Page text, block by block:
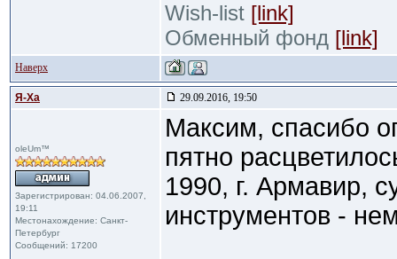
Wish-list [link]
Обменный фонд [link]
Наверх
Я-Ха 29.09.2016, 19:50
oleUm™
Зарегистрирован: 04.06.2007,
19:11
Местонахождение: Санкт-
Петербург
Сообщений: 17200
Максим, спасибо
пятно
1990, г. Армавир,
инструментов -